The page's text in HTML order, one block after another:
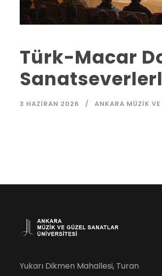
Türk-Macar
3 HAZIRAN 2026 ANKARA MÜZIK
Yukarı Dikmen Mahallesi, Turan